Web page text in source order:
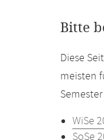
Bitte
Diese
meisten
WiSe
SoSe